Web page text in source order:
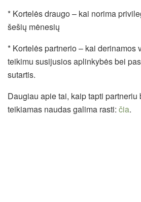
* Kortelės draugo – kai norima
šešių mėnesių
* Kortelės partnerio – kai derinamos
teikimu susijusios aplinkybės bei
sutartis.
Daugiau apie tai, kaip tapti partneriu
teikiamas naudas galima rasti: čia.